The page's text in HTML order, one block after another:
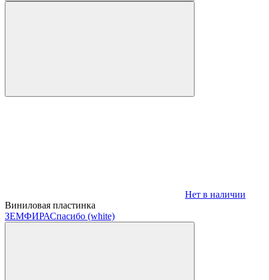
Нет в наличии
Виниловая пластинка
ЗЕМФИРАСпасибо (white)